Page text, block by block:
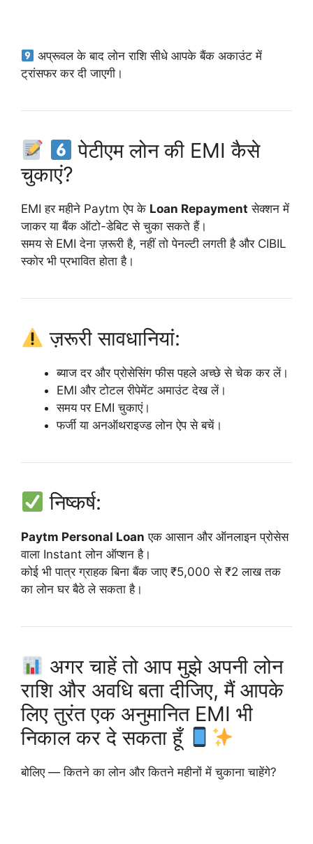
अप्रूवल के बाद लोन राशि सीधे आपके बैंक अकाउंट में
ट्रांसफर कर दी जाएगी।
पेटीएम लोन की EMI कैसे
चुकाएं?
EMI हर महीने Paytm ऐप के Loan Repayment सेक्शन में
जाकर या बैंक ऑटो-डेबिट से चुका सकते हैं।
समय से EMI देना ज़रूरी है, नहीं तो पेनल्टी लगती है और CIBIL
स्कोर भी प्रभावित होता है।
ज़रूरी सावधानियां:
ब्याज दर और प्रोसेसिंग फीस पहले अच्छे से चेक कर लें।
EMI और टोटल रीपेमेंट अमाउंट देख लें।
समय पर EMI चुकाएं।
फर्जी या अनऑथराइज्ड लोन ऐप से बचें।
निष्कर्ष:
Paytm Personal Loan एक आसान और ऑनलाइन प्रोसेस
वाला Instant लोन ऑप्शन है।
कोई भी पात्र ग्राहक बिना बैंक जाए ₹5,000 से ₹2 लाख तक
का लोन घर बैठे ले सकता है।
अगर चाहें तो आप मुझे अपनी लोन
राशि और अवधि बता दीजिए, मैं आपके
लिए तुरंत एक अनुमानित EMI भी
निकाल कर दे सकता हूँ
बोलिए — कितने का लोन और कितने महीनों में चुकाना चाहेंगे?